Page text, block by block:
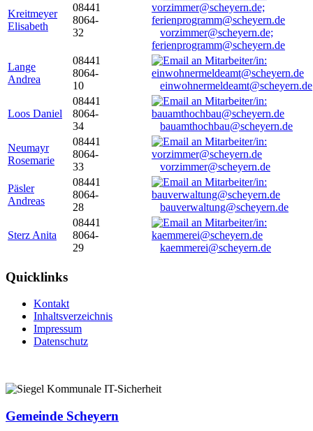
Kreitmeyer
Elisabeth
08441
8064-
32
vorzimmer@scheyern.de;
ferienprogramm@scheyern.de
Lange
Andrea
08441
8064-
10
einwohnermeldeamt@scheyern.de
Loos Daniel
08441
8064-
34
bauamthochbau@scheyern.de
Neumayr
Rosemarie
08441
8064-
33
vorzimmer@scheyern.de
Päsler
Andreas
08441
8064-
28
bauverwaltung@scheyern.de
Sterz Anita
08441
8064-
29
kaemmerei@scheyern.de
Quicklinks
Kontakt
Inhaltsverzeichnis
Impressum
Datenschutz
Gemeinde Scheyern